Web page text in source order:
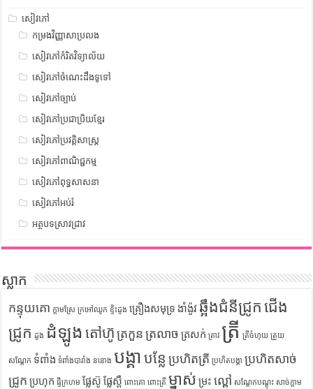
សៀវភៅ
កម្រងវិញ្ញាសាប្រលង
សៀវភៅកំរិតវិទ្យាល័យ
សៀវភៅចំណេះដឹងទូទៅ
សៀវភៅច្បាប់
សៀវភៅប្រជាប្រិយខ្មែរ
សៀវភៅប្រវត្តិសាស្រ្ត
សៀវភៅពាណិជ្ជកម្ម
សៀវភៅពុទ្ធសាសនា
សៀវភៅអប់រំ
អត្ថបទស្រាវជ្រាវ
ស្លាក
កន្ទុយគោ ក្តាមស្រែ ក្រអៅឈូក ខ្ទិះដូង គ្រឿងសមុទ្រ ងាំង៉ូវ ឆ្អឹងជំនីជ្រូក ជើង
ជ្រូក ដូង ដំឡូង តៅហ៊ូ ត្រកួន ត្រលាច ត្រសក់ ត្រាវ ត្រី ត្រីចំហុយ ត្រួយ
សណ្តែក ទំពាំង ទំពាំងបារាំង ននោង បង្គា បន្លែ ប្រហិតត្រី ប្រហិតបង្គា ប្រហិតសាច់
ជ្រូក ប្រហុក ផ្ទីក្រហម ផ្លែស៊ូ ផ្លែស្ពឺ ពោះគោ ពោះត្រី ម្នាស់ ម្រះ ល្ពៅ សណ្តែកបណ្តុះ សាច់ក្តាម